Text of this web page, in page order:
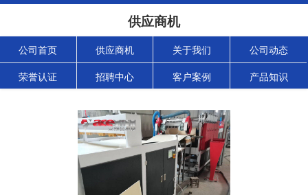
供应商机
公司首页 供应商机 关于我们 公司动态
荣誉认证 招聘中心 客户案例 产品知识